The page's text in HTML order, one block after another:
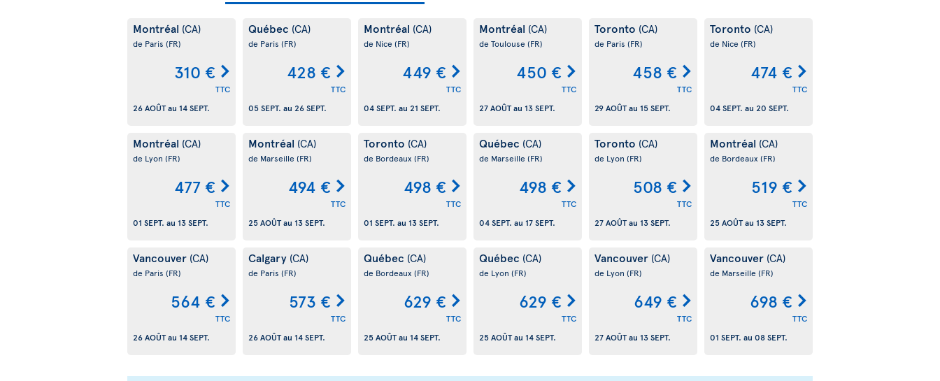
Montréal (CA)
de Paris (FR)
310 €
TTC
26 AOÛTau 14 SEPT.
Québec (CA)
de Paris (FR)
428 €
TTC
05 SEPT. au 26 SEPT.
Montréal (CA)
de Nice (FR)
449 €
TTC
04 SEPT. au 21 SEPT.
Montréal (CA)
de Toulouse (FR)
450 €
TTC
27 AOÛTau 13 SEPT.
Toronto (CA)
de Paris (FR)
458 €
TTC
29 AOÛTau 15 SEPT.
Toronto (CA)
de Nice (FR)
474 €
TTC
04 SEPT. au 20 SEPT.
Montréal (CA)
de Lyon (FR)
477 €
TTC
01 SEPT. au 13 SEPT.
Montréal (CA)
de Marseille (FR)
494 €
TTC
25 AOÛTau 13 SEPT.
Toronto (CA)
de Bordeaux (FR)
498 €
TTC
01 SEPT. au 13 SEPT.
Québec (CA)
de Marseille (FR)
498 €
TTC
04 SEPT. au 17 SEPT.
Toronto (CA)
de Lyon (FR)
508 €
TTC
27 AOÛTau 13 SEPT.
Montréal (CA)
de Bordeaux (FR)
519 €
TTC
25 AOÛTau 13 SEPT.
Vancouver (CA)
de Paris (FR)
564 €
TTC
26 AOÛTau 14 SEPT.
Calgary (CA)
de Paris (FR)
573 €
TTC
26 AOÛTau 14 SEPT.
Québec (CA)
de Bordeaux (FR)
629 €
TTC
25 AOÛTau 14 SEPT.
Québec (CA)
de Lyon (FR)
629 €
TTC
25 AOÛTau 14 SEPT.
Vancouver (CA)
de Lyon (FR)
649 €
TTC
27 AOÛTau 13 SEPT.
Vancouver (CA)
de Marseille (FR)
698 €
TTC
01 SEPT. au 08 SEPT.